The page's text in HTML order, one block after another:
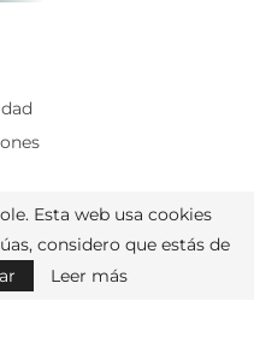
Esta web usa cookies
considero que estás de
Leer más